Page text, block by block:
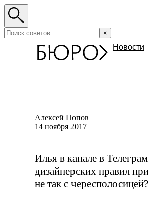
×
Новости
Алексей Попов
14 ноября 2017
Илья в канале в
дизайнерских правил
не так с чересполосицей?